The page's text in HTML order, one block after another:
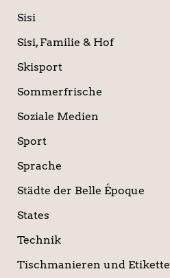
Sisi
Sisi, Familie & Hof
Skisport
Sommerfrische
Soziale Medien
Sport
Sprache
Städte der Belle Époque
States
Technik
Tischmanieren und Etikette